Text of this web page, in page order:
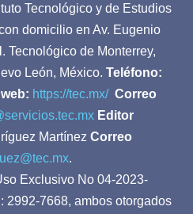
Tecnológico y de Estudios
domicilio en Av. Eugenio
Tecnológico de Monterrey,
León, México. Teléfono:
https://tec.mx/ Correo
Editor
Martínez Correo
.
Exclusivo No 04-2023-
2992-7668, ambos otorgados